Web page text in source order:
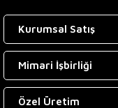
Kurumsal Satış
Mimari İşbirliği
Özel Üretim